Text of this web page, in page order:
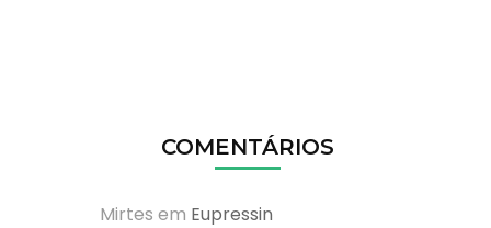
COMENTÁRIOS
Mirtes em Eupressin